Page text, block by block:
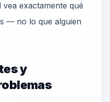
exactamente qué
— no lo que alguien
y